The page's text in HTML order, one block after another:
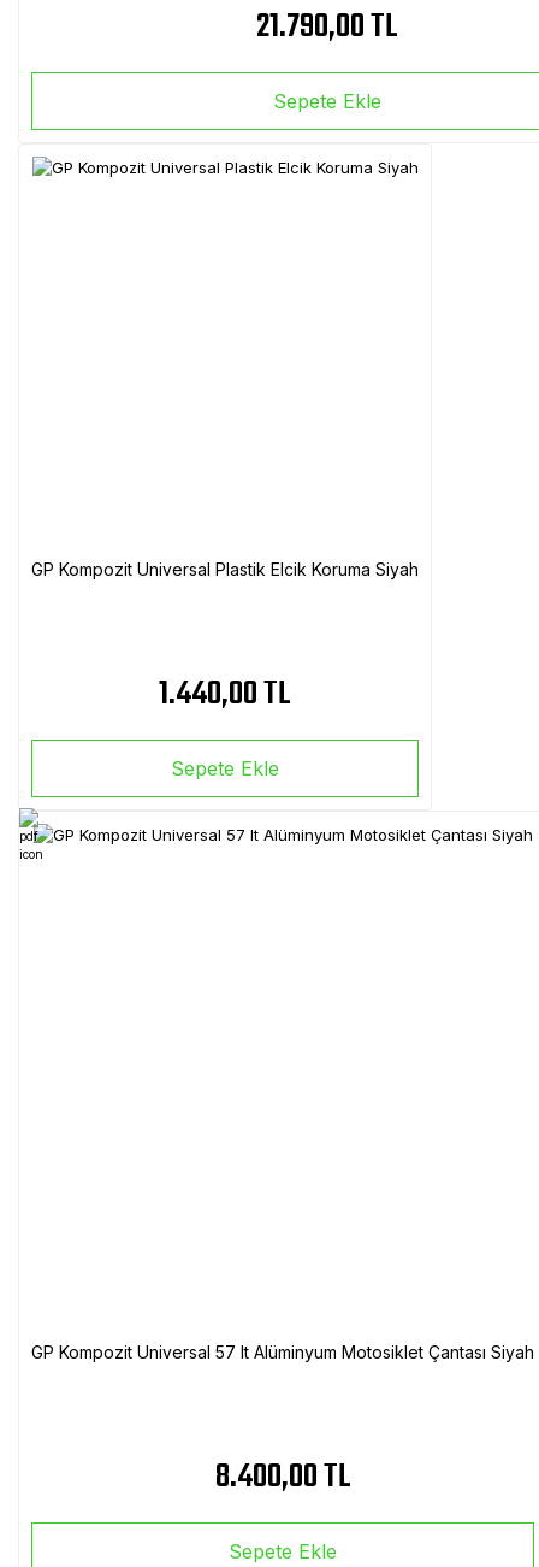
21.790,00 TL
Sepete Ekle
GP Kompozit Universal Plastik Elcik Koruma Siyah
1.440,00 TL
Sepete Ekle
GP Kompozit Universal 57 lt Alüminyum Motosiklet Çantası Siyah
8.400,00 TL
Sepete Ekle